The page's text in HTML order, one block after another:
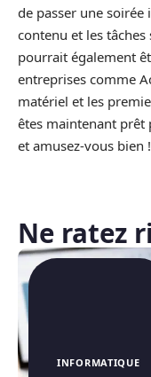
de passer une soirée
contenu et les tâches
pourrait également
entreprises comme
matériel et les
êtes maintenant prêt
et amusez-vous bien !
Ne ratez
INFORMATIQUE